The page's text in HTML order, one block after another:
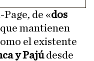
de «dos
mantienen
el existente
y Pajúdesde